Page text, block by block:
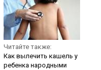
Читайте также:
Как вылечить кашель у
ребенка народными